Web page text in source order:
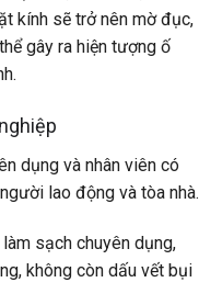
kính sẽ trở nên mờ đục,
gây ra hiện tượng ố
dụng và nhân viên có
lao động và tòa nhà.
sạch chuyên dụng,
không còn dấu vết bụi